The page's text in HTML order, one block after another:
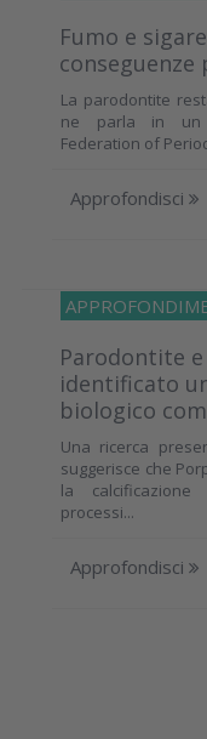
Fumo e
conseguenze
La parodontite
ne parla in un
Federation of
Approfondisci
Parodontite
identificato
biologico
Una ricerca
suggerisce che
la
processi...
Approfondisci